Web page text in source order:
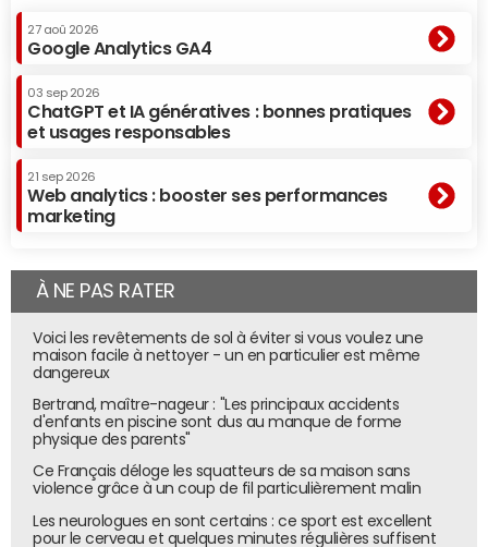
27 aoû 2026
Google Analytics GA4
03 sep 2026
ChatGPT et IA génératives : bonnes pratiques
et usages responsables
21 sep 2026
Web analytics : booster ses performances
marketing
À NE PAS RATER
Voici les revêtements de sol à éviter si vous voulez une
maison facile à nettoyer - un en particulier est même
dangereux
Bertrand, maître-nageur : "Les principaux accidents
d'enfants en piscine sont dus au manque de forme
physique des parents"
Ce Français déloge les squatteurs de sa maison sans
violence grâce à un coup de fil particulièrement malin
Les neurologues en sont certains : ce sport est excellent
pour le cerveau et quelques minutes régulières suffisent